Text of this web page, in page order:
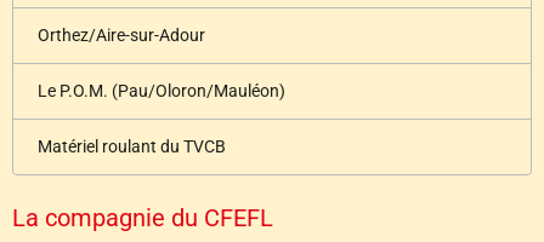
Orthez/Aire-sur-Adour
Le P.O.M. (Pau/Oloron/Mauléon)
Matériel roulant du TVCB
La compagnie du CFEFL